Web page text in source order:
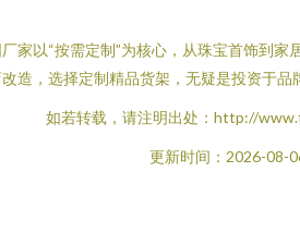
家以“按需定制”为核心，从珠宝首饰到
造，选择定制精品货架，无疑是投资于品
如若转载，请注明出处：http://
更新时间：2026-08-